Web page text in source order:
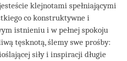
klejnotami spełniającymi
co konstruktywne i
istnieniu i w pełnej spokoju
tęsknotą, ślemy swe prośby:
siły i inspiracji długie